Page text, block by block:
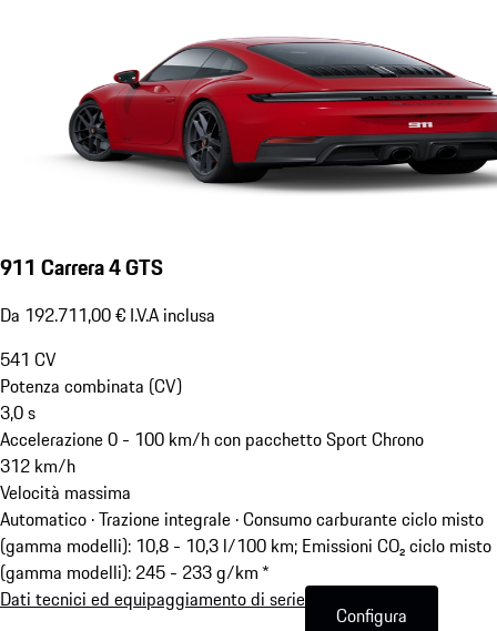
911 Carrera 4 GTS
Da 192.711,00 € I.V.A inclusa
541 CV
Potenza combinata (CV)
3,0s
Accelerazione 0 - 100 km/h con pacchetto Sport Chrono
312 km/h
Velocità massima
Automatico · Trazione integrale ·Consumo carburante ciclo misto
(gamma modelli): 10,8 - 10,3 l/100 km; Emissioni CO₂ ciclo misto
(gamma modelli): 245 - 233 g/km *
Dati tecnici ed equipaggiamento di serie
Configura